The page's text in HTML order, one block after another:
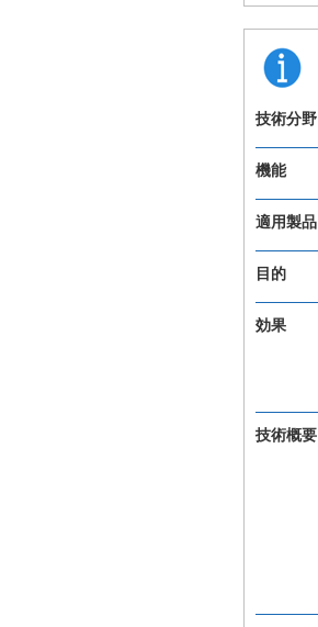
技術分野
機能
適用製品
目的
効果
技術概要